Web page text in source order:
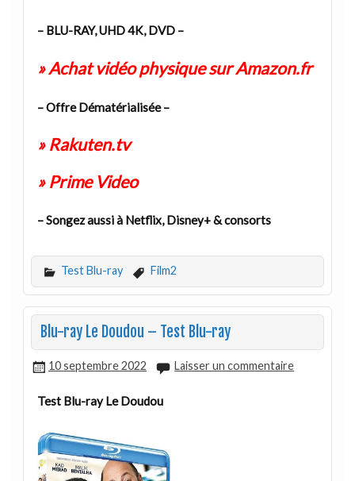
– BLU-RAY, UHD 4K, DVD –
» Achat vidéo physique sur Amazon.fr
– Offre Dématérialisée –
» Rakuten.tv
» Prime Video
– Songez aussi à Netflix, Disney+ & consorts
Test Blu-ray Film2
Blu-ray Le Doudou – Test Blu-ray
10 septembre 2022 Laisser un commentaire
Test Blu-ray Le Doudou